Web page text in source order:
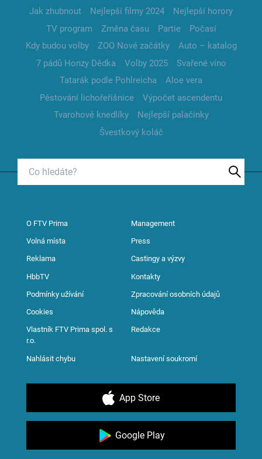
Jak zhubnout Nejlepší filmy 2024
Nejlepší horory
TV program
Změna času Partie
Počasí
Kdy budou volby
ZOO Nové začátky
Auto – katalog
7 pádů Honzy Dědka
Volby 2025
Svařené víno
Tatarák podle Pohlreicha
Aloe vera
Pěstování lichořeřišnice
Výpočet ascendentu
Tvarohové knedlíky
Nejlepší palačinky
Švestkový koláč
O FTV Prima Management
Volná místa Press
Reklama Castingy a výzvy
HbbTV Kontakty
Podmínky užívání Zpracování osobních údajů
Cookies Nápověda
Vlastník FTV Prima spol. s
r.o.
Redakce
Nahlásit chybu Nastavení soukromí
App Store
Google Play